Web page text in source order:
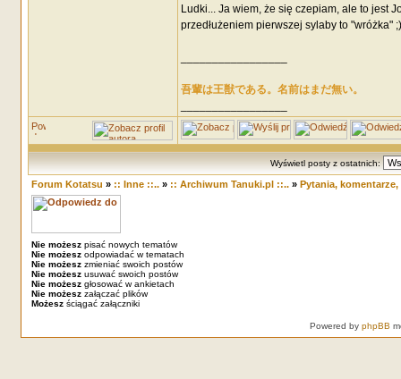
Ludki... Ja wiem, że się czepiam, ale to jest
przedłużeniem pierwszej sylaby to "wróżka" ;)
吾輩は王獣である。名前はまだ無い。
Wyświetl posty z ostatnich:
Forum Kotatsu » :: Inne ::..» :: Archiwum Tanuki.pl ::..» Pytania,
Nie możeszpisać nowych tematów
Nie możeszodpowiadać w tematach
Nie możeszzmieniać swoich postów
Nie możeszusuwać swoich postów
Nie możeszgłosować w ankietach
Nie możeszzałączać plików
Możeszściągać załączniki
Powered by phpBB